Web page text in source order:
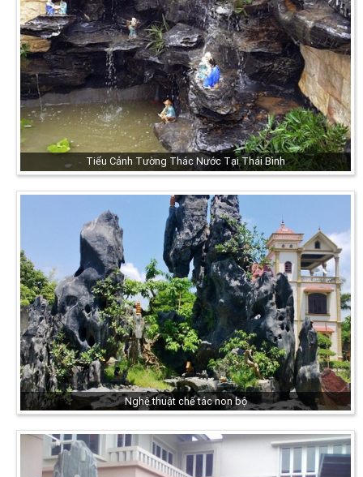
Tiểu Cảnh Tường Thác Nước Tại Thái Bình
Nghệ thuật chế tác non bộ